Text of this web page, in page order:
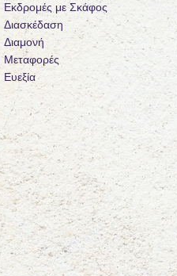
Εκδρομές με Σκάφος
Διασκέδαση
Διαμονή
Μεταφορές
Ευεξία